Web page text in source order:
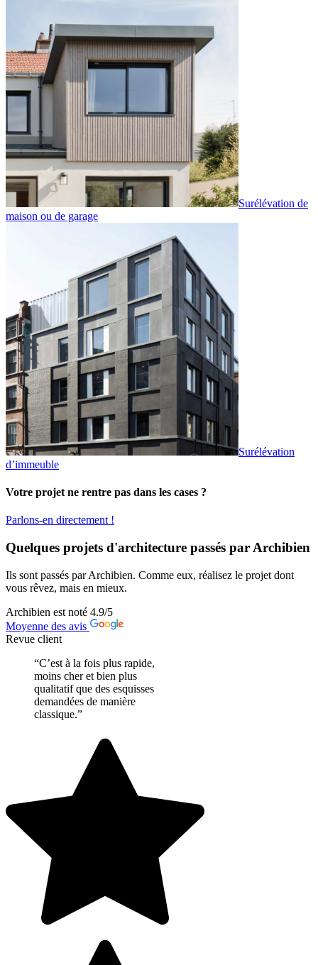
Surélévation de
maison ou de garage
Surélévation
d’immeuble
Votre projet ne rentre pas dans les cases ?
Parlons-en directement !
Quelques projets d'architecture passés par Archibien
Ils sont passés par Archibien. Comme eux, réalisez le projet dont
vous rêvez, mais en mieux.
Archibien est noté 4.9/5
Moyenne des avis
Revue client
“C’est à la fois plus rapide,
moins cher et bien plus
qualitatif que des esquisses
demandées de manière
classique.”